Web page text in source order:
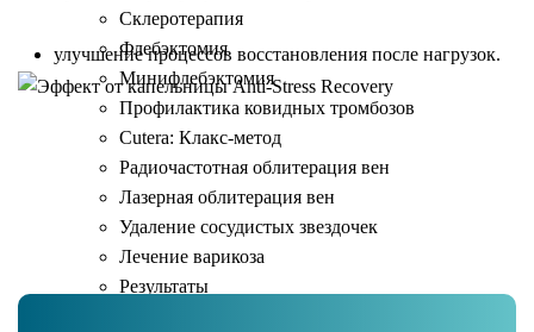
Склеротерапия
Флебэктомия
Минифлебэктомия
Профилактика ковидных тромбозов
Cutera: Клакс-метод
Радиочастотная облитерация вен
Лазерная облитерация вен
Удаление сосудистых звездочек
Лечение варикоза
Результаты
улучшение процессов восстановления после нагрузок.
Инфузионная терапия в
клинике ForMe